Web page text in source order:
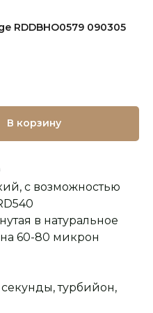
RDDBHO0579 090305
В корзину
с возможностью
в натуральное
60-80 микрон
турбийон,